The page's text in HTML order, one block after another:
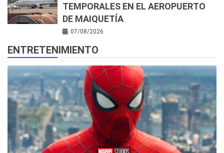
TEMPORALES EN EL AEROPUERTO
DE MAIQUETÍA
07/08/2026
ENTRETENIMIENTO